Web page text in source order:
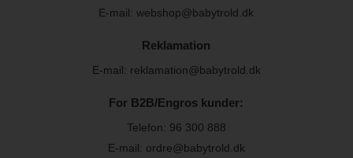
E-mail: webshop@babytrold.dk
Reklamation
E-mail: reklamation@babytrold.dk
For B2B/Engros kunder:
Telefon: 96 300 888
E-mail: ordre@babytrold.dk